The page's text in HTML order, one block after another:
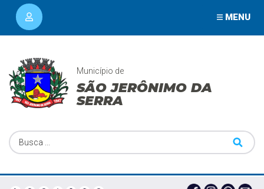
MENU
Município de
SÃO JERÔNIMO DA
SERRA